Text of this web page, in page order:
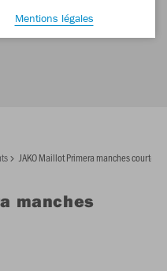
JAKO Maillot Primera manches courtes
manches
Mentions légales